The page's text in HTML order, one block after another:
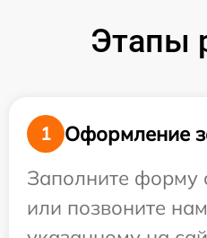
Этапы
1
Оформление
Заполните форму
или позвоните